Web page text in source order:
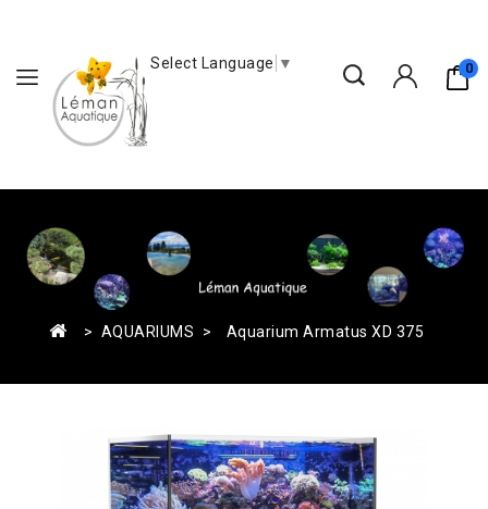
0
Select Language ▼
AQUARIUMS Aquarium Armatus XD 375